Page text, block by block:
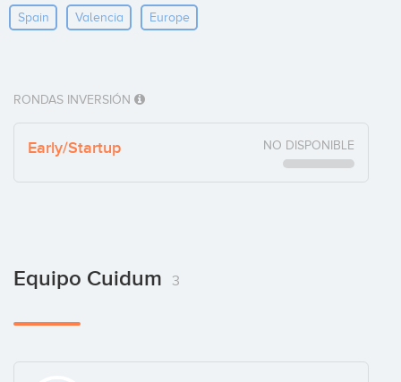
Spain Valencia Europe
RONDAS INVERSIÓN
Early/Startup NO DISPONIBLE
Equipo Cuidum 3